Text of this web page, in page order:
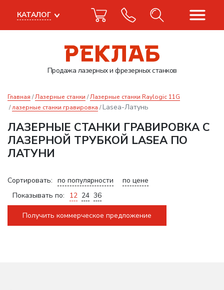
Продажа лазерныхи фрезерных станков
КАТАЛОГ
Главная Лазерные станки
Лазерные станки Raylogic 11G
лазерные станки гравировка
Lasea-Латунь
ЛАЗЕРНЫЕ СТАНКИ ГРАВИРОВКА С
ЛАЗЕРНОЙ ТРУБКОЙ LASEA ПО
ЛАТУНИ
Сортировать: по популярности
по цене
Показывать по:
12 24 36
Получить коммерческое предложение